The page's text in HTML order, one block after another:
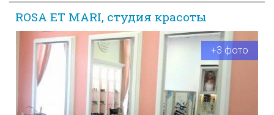
ROSA ET MARI, студия красоты
+3 фото